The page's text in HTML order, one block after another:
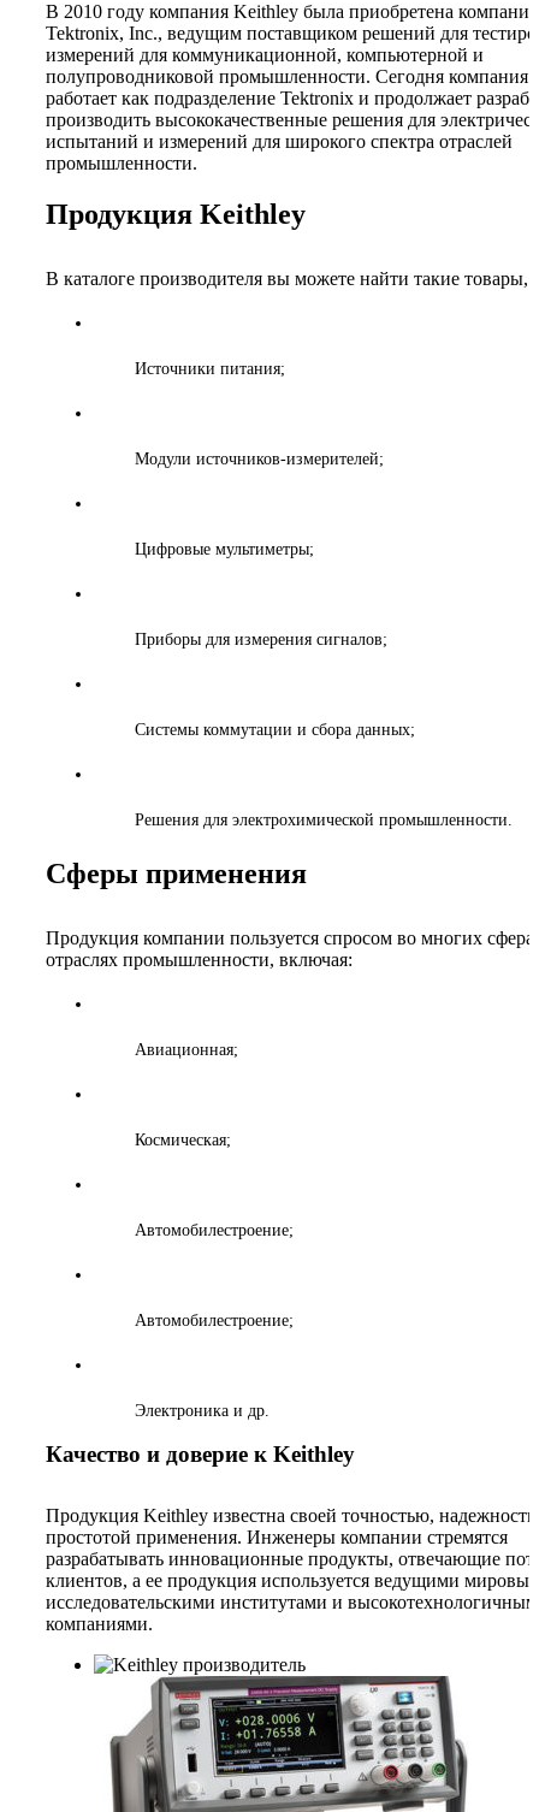
В 2010 году компания Keithley была приобретена
Tektronix, Inc., ведущим поставщиком решений для
измерений для коммуникационной, компьютерной и
полупроводниковой промышленности. Сегодня компания
работает как подразделение Tektronix и продолжает
производить высококачественные решения для
испытаний и измерений для широкого спектра отраслей
промышленности.
Продукция Keithley
В каталоге производителя вы можете найти такие товары,
Источники питания;
Модули источников-измерителей;
Цифровые мультиметры;
Приборы для измерения сигналов;
Системы коммутации и сбора данных;
Решения для электрохимической промышленности.
Сферы применения
Продукция компании пользуется спросом во многих
отраслях промышленности, включая:
Авиационная;
Космическая;
Автомобилестроение;
Автомобилестроение;
Электроника и др.
Качество и доверие к Keithley
Продукция Keithley известна своей точностью,
простотой применения. Инженеры компании стремятся
разрабатывать инновационные продукты, отвечающие
клиентов, а ее продукция используется ведущими
исследовательскими институтами и
компаниями.